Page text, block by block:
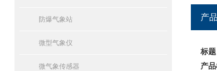
防爆气象站
微型气象仪
微气象传感器
产
标
产